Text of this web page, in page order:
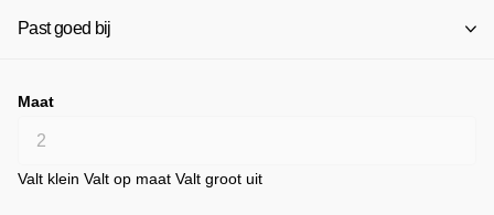
Past goed bij
Maat
Valt klein Valt op maat Valt groot uit